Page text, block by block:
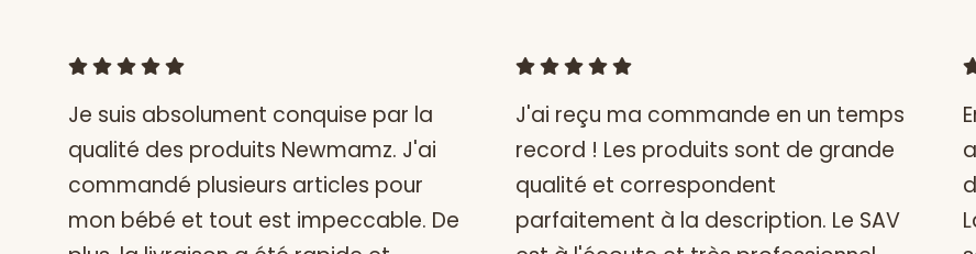
Je suis absolument conquise par la
qualité des produits Newmamz. J'ai
commandé plusieurs articles pour
mon bébé et tout est impeccable. De
J'ai reçu ma commande en un temps
record ! Les produits sont de grande
qualité et correspondent
parfaitement à la description. Le SAV